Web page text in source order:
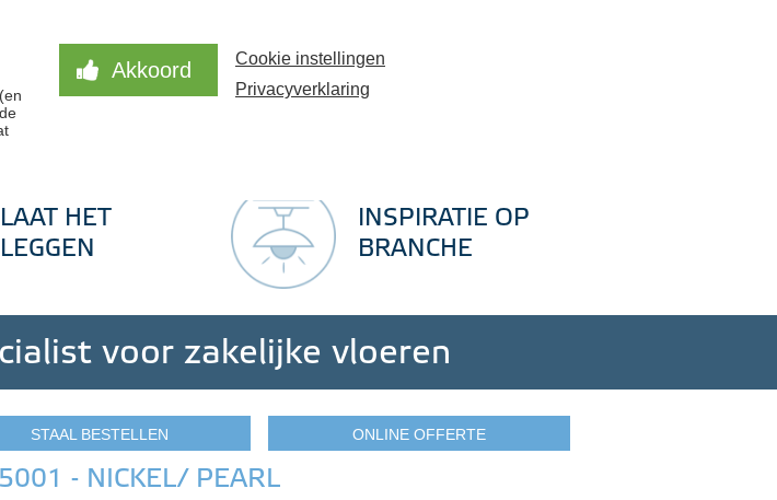
Akkoord
Cookie instellingen
Privacyverklaring
offerte
078 - 699 13 77
LAAT HET
LEGGEN
INSPIRATIE OP
BRANCHE
voor zakelijke vloeren
STAAL BESTELLEN ONLINE OFFERTE
- NICKEL/ PEARL